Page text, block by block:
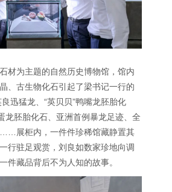
材为主题的自然历史博物馆，馆内
、古生物化石引起了梁书记一行的
迅猛龙、“英贝贝”鸭嘴龙胚胎化
龙胚胎化石、亚洲首例暴龙足迹、全
展柜内，一件件珍稀馆藏静置其
行驻足观赏，刘良如数家珍地向调
件藏品背后不为人知的故事。